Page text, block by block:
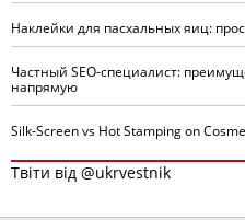
Наклейки для пасхальных яиц:
Частный SEO-специалист:
напрямую
Silk-Screen vs Hot Stamping on
Твіти від @ukrvestnik